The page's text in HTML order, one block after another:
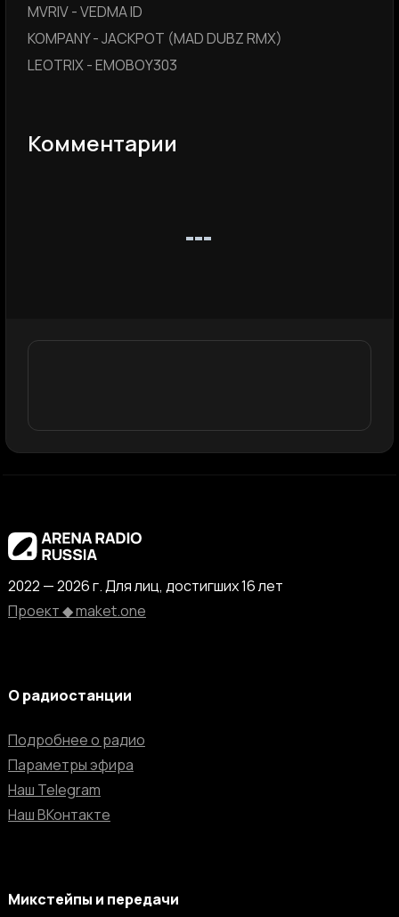
MVRIV - VEDMA ID
KOMPANY - JACKPOT (MAD DUBZ RMX)
LEOTRIX - EMOBOY303
Комментарии
2022 — 2026 г. Для лиц, достигших 16 лет
Проект ◆ maket.one
О радиостанции
Подробнее о радио
Параметры эфира
Наш Telegram
Наш ВКонтакте
Микстейпы и передачи